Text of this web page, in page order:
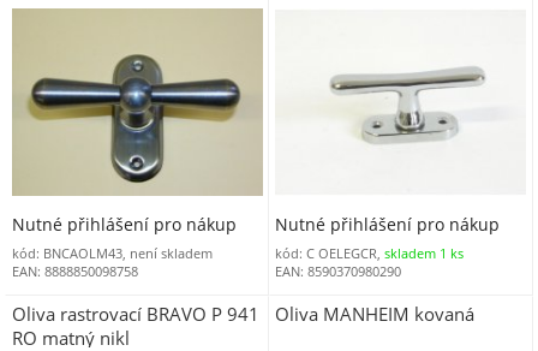
Nutné přihlášení pro nákup
kód: BNCAOLM43, není skladem
EAN: 8888850098758
Nutné přihlášení pro nákup
kód: C OELEGCR,skladem 1 ks
EAN: 8590370980290
Oliva rastrovací BRAVO P 941
RO matný nikl
Oliva MANHEIM kovaná